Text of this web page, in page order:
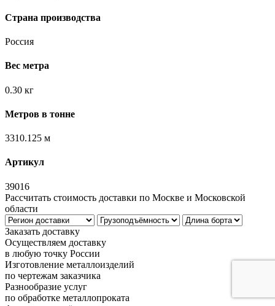
Страна производства
Россия
Вес метра
0.30 кг
Метров в тонне
3310.125 м
Артикул
39016
Рассчитать стоимость доставки по Москве и Московской
области
Заказать доставку
Осуществляем доставку
в любую точку России
Изготовление металлоизделий
по чертежам заказчика
Разнообразие услуг
по обработке металлопроката